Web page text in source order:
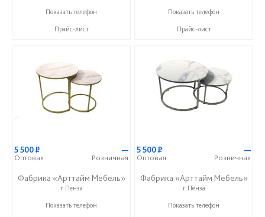
+7 (8412) 21-50-66
Показать телефон
Прайс-лист
+7 (8412) 21-50-66
Показать телефон
Прайс-лист
5 500Р
Оптовая
—
Розничная
Фабрика «Арттайм Мебель»
г.Пенза
+7 (800) 201-23-49
Показать телефон
5 500Р
Оптовая
—
Розничная
Фабрика «Арттайм Мебель»
г.Пенза
+7 (800) 201-23-49
Показать телефон